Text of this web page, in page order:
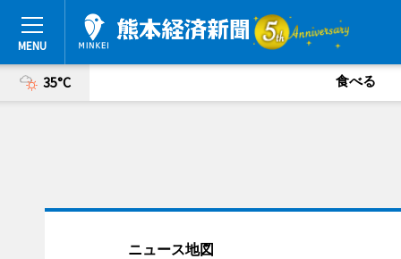
35°C 食べる
ニュース地図